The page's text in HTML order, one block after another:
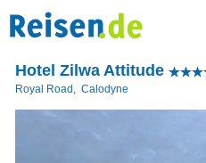
Hotel Zilwa Attitude
Royal Road , Calodyne